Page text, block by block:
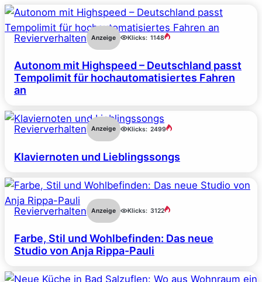
Revierverhalten Anzeige Klicks: 1148
Autonom mit Highspeed – Deutschland passt
Tempolimit für hochautomatisiertes Fahren
an
Revierverhalten Anzeige Klicks: 2499
Klaviernoten und Lieblingssongs
Revierverhalten Anzeige Klicks: 3122
Farbe, Stil und Wohlbefinden: Das neue
Studio von Anja Rippa-Pauli